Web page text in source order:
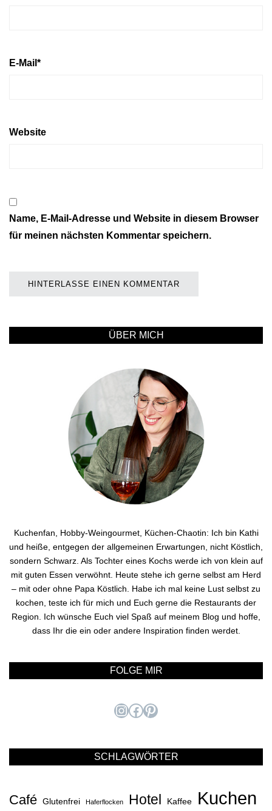
E-Mail *
Website
Name, E-Mail-Adresse und Website in diesem Browser
für meinen nächsten Kommentar speichern.
ÜBER MICH
Kuchenfan, Hobby-Weingourmet, Küchen-Chaotin: Ich bin Kathi
und heiße, entgegen der allgemeinen Erwartungen, nicht Köstlich,
sondern Schwarz. Als Tochter eines Kochs werde ich von klein auf
mit guten Essen verwöhnt. Heute stehe ich gerne selbst am Herd
– mit oder ohne Papa Köstlich. Habe ich mal keine Lust selbst zu
kochen, teste ich für mich und Euch gerne die Restaurants der
Region. Ich wünsche Euch viel Spaß auf meinem Blog und hoffe,
dass Ihr die ein oder andere Inspiration finden werdet.
FOLGE MIR
Instagram
Facebook
Pinterest
SCHLAGWÖRTER
Café Glutenfrei Haferflocken Hotel Kaffee Kuchen